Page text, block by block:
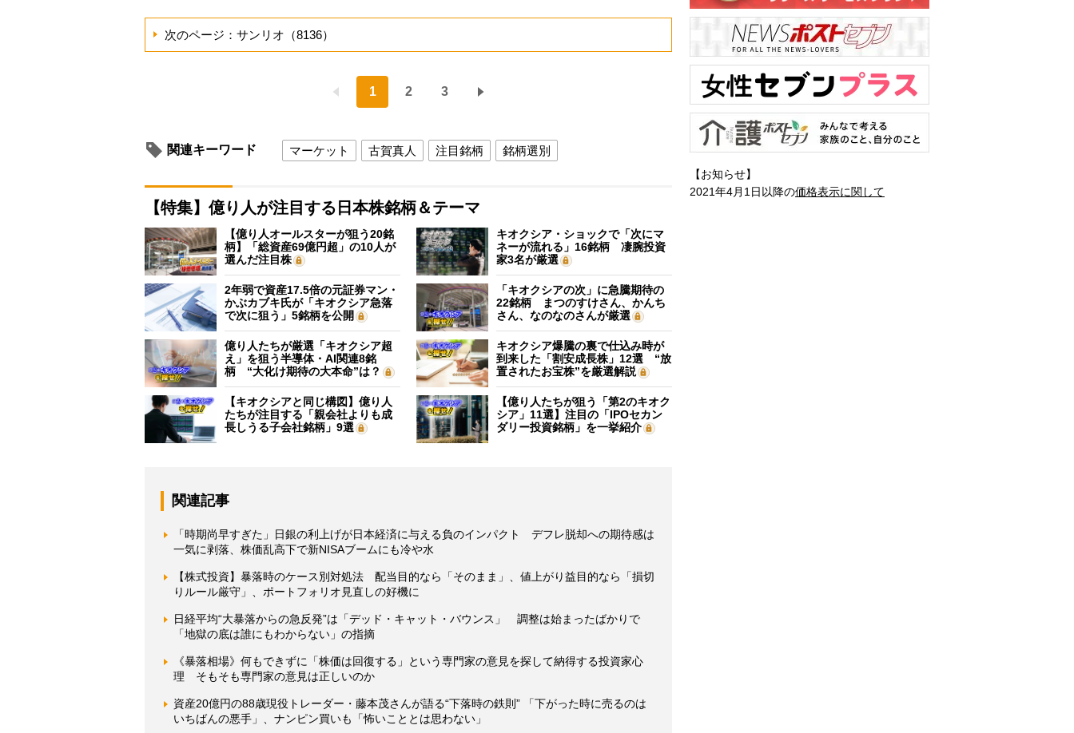
次のページ：サンリオ（8136）
1 2 3
関連キーワード マーケット 古賀真人 注目銘柄 銘柄選別
【特集】億り人が注目する日本株銘柄＆テーマ
【億り人オールスターが狙う20銘
柄】「総資産69億円超」の10人が
選んだ注目株
キオクシア・ショックで「次にマ
ネーが流れる」16銘柄 凄腕投資
家3名が厳選
2年弱で資産17.5倍の元証券マン・
かぶカブキ氏が「キオクシア急落
で次に狙う」5銘柄を公開
「キオクシアの次」に急騰期待の
22銘柄 まつのすけさん、かんち
さん、なのなのさんが厳選
億り人たちが厳選「キオクシア超
え」を狙う半導体・AI関連8銘
柄 “大化け期待の大本命”は？
キオクシア爆騰の裏で仕込み時が
到来した「割安成長株」12選 “放
置されたお宝株”を厳選解説
【キオクシアと同じ構図】億り人
たちが注目する「親会社よりも成
長しうる子会社銘柄」9選
【億り人たちが狙う「第2のキオク
シア」11選】注目の「IPOセカン
ダリー投資銘柄」を一挙紹介
関連記事
「時期尚早すぎた」日銀の利上げが日本経済に与える負のインパクト デフレ脱却への期待感は
一気に剥落、株価乱高下で新NISAブームにも冷や水
【株式投資】暴落時のケース別対処法 配当目的なら「そのまま」、値上がり益目的なら「損切
りルール厳守」、ポートフォリオ見直しの好機に
日経平均“大暴落からの急反発”は「デッド・キャット・バウンス」 調整は始まったばかりで
「地獄の底は誰にもわからない」の指摘
《暴落相場》何もできずに「株価は回復する」という専門家の意見を探して納得する投資家心
理 そもそも専門家の意見は正しいのか
資産20億円の88歳現役トレーダー・藤本茂さんが語る“下落時の鉄則” 「下がった時に売るのは
いちばんの悪手」、ナンピン買いも「怖いこととは思わない」
【お知らせ】
2021年4月1日以降の価格表示に関して